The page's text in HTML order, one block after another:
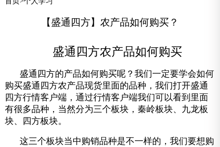
【盛通四方】农产品如何购买？
盛通四方农产品如何购买
盛通四方的产品如何购买呢？我们一定要学会如何
购买盛通四方农产品现货里面的品种，我们打开盛通
四方行情客户端，通过行情客户端我们可以看到里面
有很多品种，当然分为三个板块，秦岭板块、九龙板
块、四方板块。
这三个板块当中购销品种是不一样的，我们要想购